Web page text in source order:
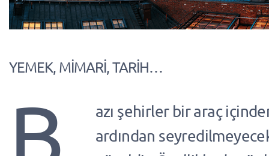
YEMEK, MİMARİ, TARİH…
B
azı şehirler bir araç
ardından